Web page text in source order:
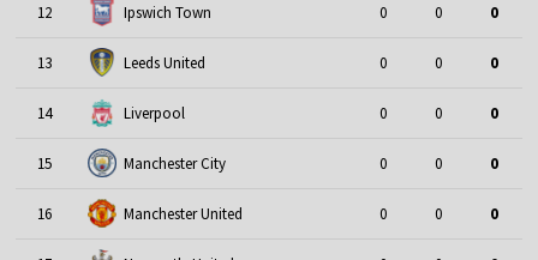
12 Ipswich Town 0 0 0
13 Leeds United 0 0 0
14 Liverpool 0 0 0
15 Manchester City 0 0 0
16 Manchester United 0 0 0